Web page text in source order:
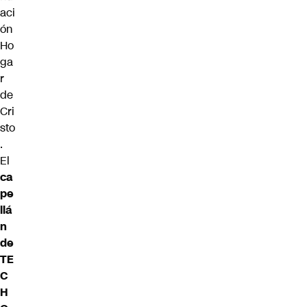
aci
ón
Ho
ga
r
de
Cri
sto
.
El
ca
pe
llá
n
de
TE
C
H